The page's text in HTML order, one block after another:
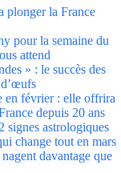
plonger la France
pour la semaine du
attend
» : le succès des
en février : elle offrira
depuis 20 ans
signes astrologiques
change tout en mars
davantage que